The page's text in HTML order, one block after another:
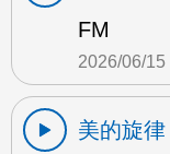
FM
2026/06/15
美的旋律